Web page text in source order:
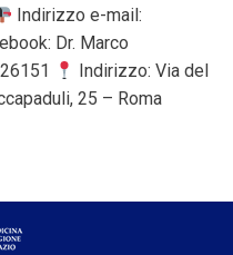
Indirizzo e-mail:
Dr. Marco
Indirizzo: Via del
25 – Roma